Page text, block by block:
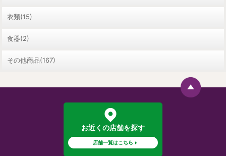
衣類(15)
食器(2)
その他商品(167)
お近くの店舗を探す
店舗一覧はこちら